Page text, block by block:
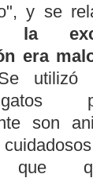
y se
la
era
utilizó
son
que